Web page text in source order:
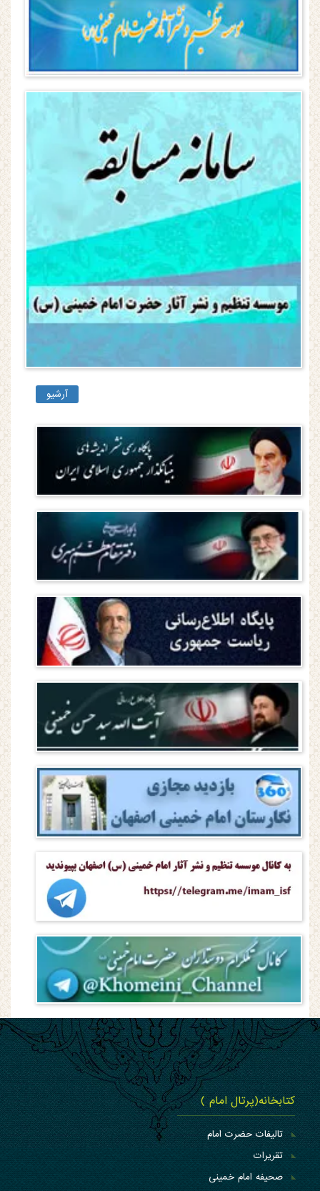
آرشیو
کتابخانه(پرتال امام )
تالیفات حضرت امام
تقریرات
صحیفه امام خمینی